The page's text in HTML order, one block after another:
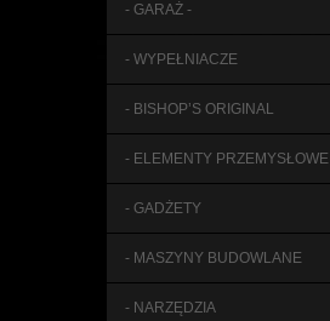
- GARAŻ -
- WYPEŁNIACZE
- BISHOP’S ORIGINAL
- ELEMENTY PRZEMYSŁOWE
- GADŻETY
- MASZYNY BUDOWLANE
- NARZĘDZIA